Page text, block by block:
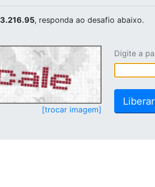
, responda ao desafio abaixo.
[trocar imagem]
Digite a